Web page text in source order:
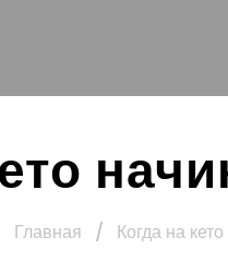
Главная / Когда на